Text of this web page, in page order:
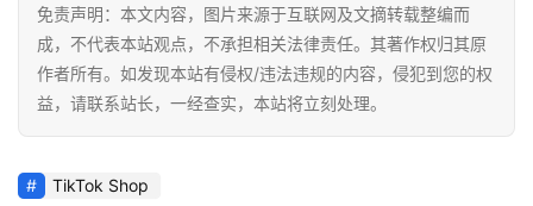
店
跨
境
百
科
免责声明：本文内容，图片来源于互联网及文摘转载整编而
成，不代表本站观点，不承担相关法律责任。其著作权归其原
作者所有。如发现本站有侵权/违法违规的内容，侵犯到您的权
益，请联系站长，一经查实，本站将立刻处理。
TikTok Shop